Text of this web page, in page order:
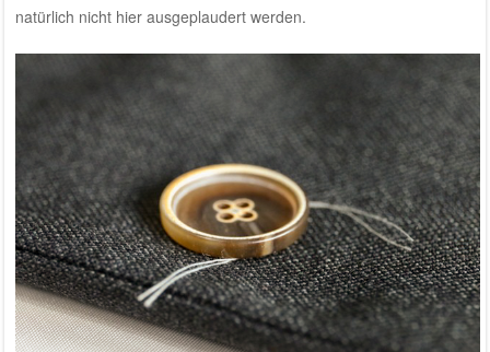
natürlich nicht hier ausgeplaudert werden.